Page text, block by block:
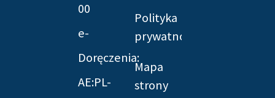
00
e-
Doręczenia:
AE:PL-
Polityka
prywatności
Mapa
strony